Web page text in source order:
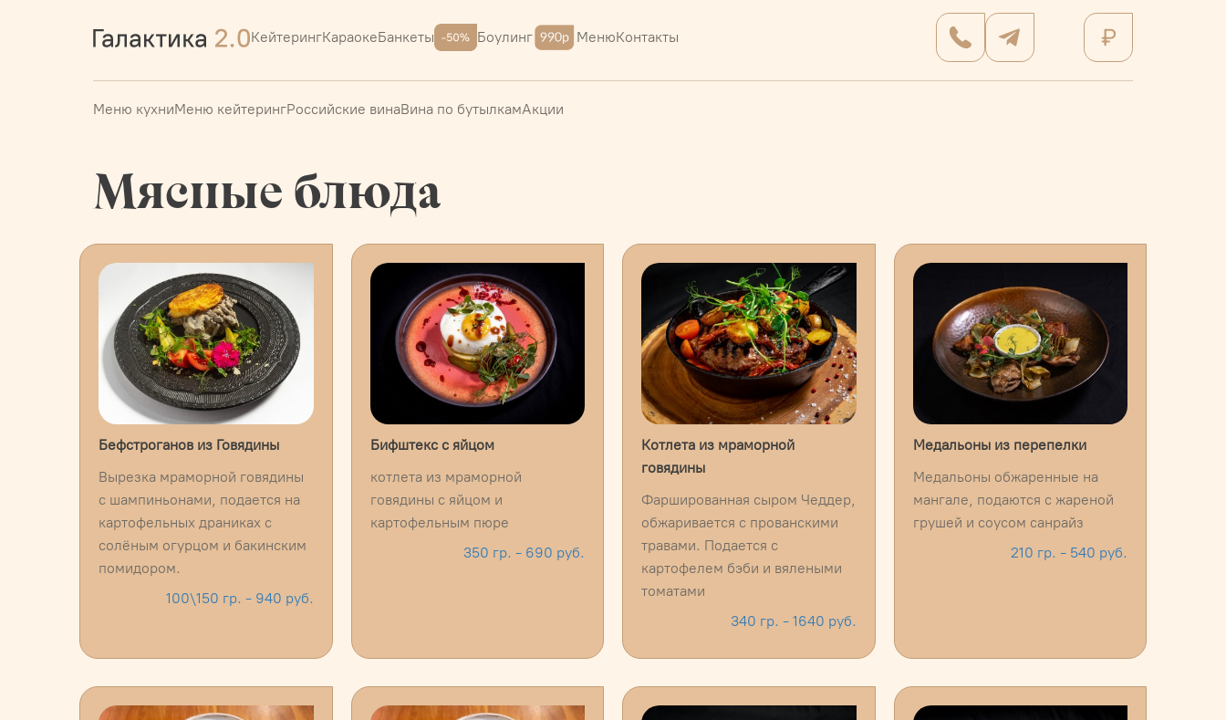
КейтерингКараокеБанкеты Боулинг МенюКонтакты
Меню кухниМеню кейтерингРоссийские винаВина по бутылкамАкции
Мясные блюда
Бефстроганов из Говядины
Вырезка мраморной говядины
с шампиньонами, подается на
картофельных драниках с
солёным огурцом и бакинским
помидором.
100\150 гр. - 940 руб.
Бифштекс с яйцом
котлета из мраморной
говядины с яйцом и
картофельным пюре
350 гр. - 690 руб.
Котлета из мраморной
говядины
Фаршированная сыром Чеддер,
обжаривается с прованскими
травами. Подается с
картофелем бэби и вялеными
томатами
340 гр. - 1640 руб.
Медальоны из перепелки
Медальоны обжаренные на
мангале, подаются с жареной
грушей и соусом санрайз
210 гр. - 540 руб.